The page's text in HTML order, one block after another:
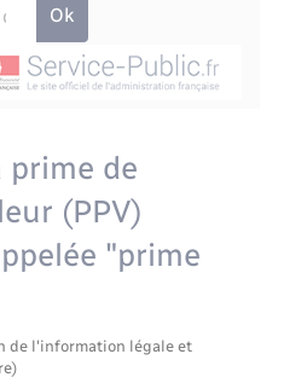
de l’espace
prime de
(PPV)
"prime
de l'information légale et